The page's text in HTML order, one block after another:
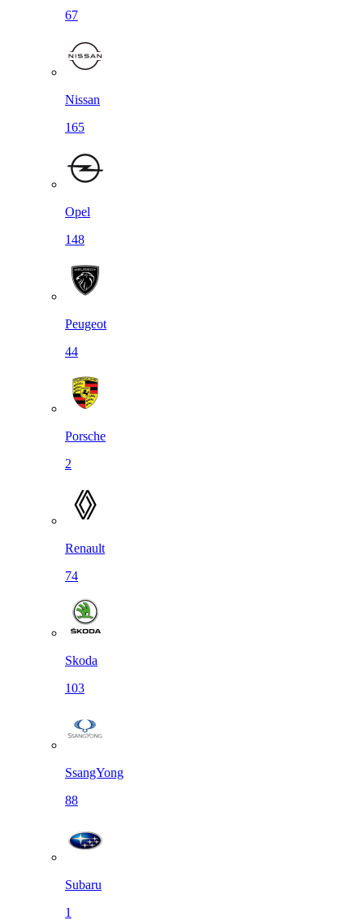
67
Nissan
165
Opel
148
Peugeot
44
Porsche
2
Renault
74
Skoda
103
SsangYong
88
Subaru
1